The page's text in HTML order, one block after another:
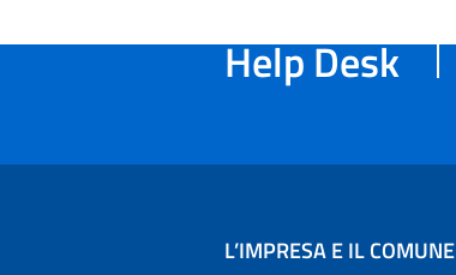
Help Desk
L’IMPRESA E IL COMUNE